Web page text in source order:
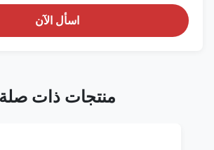
اسأل الآن
منتجات ذات صلة